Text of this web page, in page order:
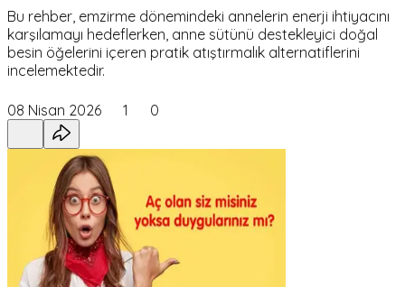
Bu rehber, emzirme dönemindeki annelerin enerji ihtiyacını
karşılamayı hedeflerken, anne sütünü destekleyici doğal
besin öğelerini içeren pratik atıştırmalık alternatiflerini
incelemektedir.
08 Nisan 2026 1 0